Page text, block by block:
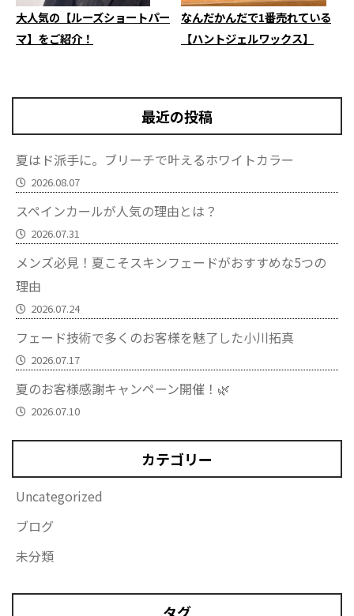
大人気の【ルーズショートパー
マ】をご紹介！
なんだかんだで1番売れている
【ハントジェルワックス】
最近の投稿
夏はド派手に。ブリーチで叶えるホワイトカラー
2026.08.07
スペインカールが人気の理由とは？
2026.07.31
メンズ必見！夏こそスキンフェードがおすすめな5つの
理由
2026.07.24
フェード技術で多くのお客様を魅了した小川拓真
2026.07.17
夏のお客様感謝キャンペーン開催！🌿
2026.07.10
カテゴリー
Uncategorized
ブログ
未分類
タグ